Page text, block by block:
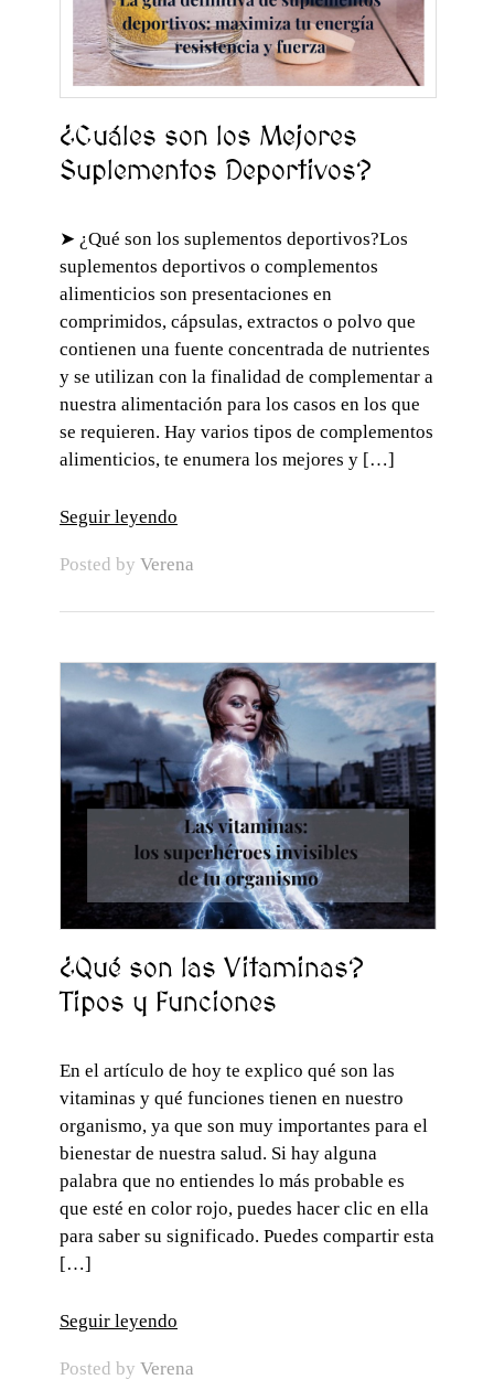
¿Cuáles son los Mejores
Suplementos Deportivos?
➤ ¿Qué son los suplementos deportivos?Los
suplementos deportivos o complementos
alimenticios son presentaciones en
comprimidos, cápsulas, extractos o polvo que
contienen una fuente concentrada de nutrientes
y se utilizan con la finalidad de complementar a
nuestra alimentación para los casos en los que
se requieren. Hay varios tipos de complementos
alimenticios, te enumera los mejores y […]
Seguir leyendo
Posted by Verena
¿Qué son las Vitaminas?
Tipos y Funciones
En el artículo de hoy te explico qué son las
vitaminas y qué funciones tienen en nuestro
organismo, ya que son muy importantes para el
bienestar de nuestra salud. Si hay alguna
palabra que no entiendes lo más probable es
que esté en color rojo, puedes hacer clic en ella
para saber su significado. Puedes compartir esta
[…]
Seguir leyendo
Posted by Verena